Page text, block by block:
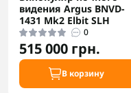
видения Argus BNVD-
1431 Mk2 Elbit SLH
0
515 000 грн.
В корзину